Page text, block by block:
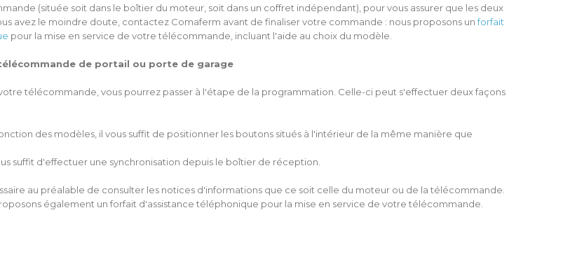
(située soit dans le boîtier du moteur, soit dans un coffret indépendant), pour vous assurer que les deux
avez le moindre doute, contactez Comaferm avant de finaliser votre commande : nous proposons unforfait
pour la mise en service de votre télécommande, incluant l'aide au choix du modèle.
de portail ou porte de garage
télécommande, vous pourrez passer à l'étape de la programmation. Celle-ci peut s'effectuer deux façons
des modèles, il vous suffit de positionner les boutons situés à l'intérieur de la même manière que
suffit d'effectuer une synchronisation depuis le boîtier de réception.
au préalable de consulter les notices d'informations que ce soit celle du moteur ou de la télécommande.
également un forfait d'assistance téléphonique pour la mise en service de votre télécommande.